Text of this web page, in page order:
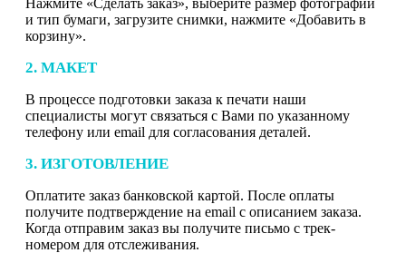
и тип бумаги, загрузите снимки, нажмите «Добавить в
корзину».
2. МАКЕТ
В процессе подготовки заказа к печати наши
специалисты могут связаться с Вами по указанному
телефону или email для согласования деталей.
3. ИЗГОТОВЛЕНИЕ
Оплатите заказ банковской картой. После оплаты
получите подтверждение на email с описанием заказа.
Когда отправим заказ вы получите письмо с трек-
номером для отслеживания.